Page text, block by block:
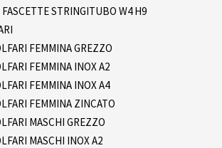
FASCETTE STRINGITUBO W4 H9
FEMMINA GREZZO
FEMMINA INOX A2
FEMMINA INOX A4
FEMMINA ZINCATO
MASCHI GREZZO
MASCHI INOX A2